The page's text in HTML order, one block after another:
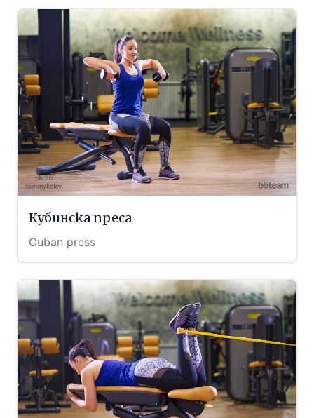
Кубинска преса
Cuban press